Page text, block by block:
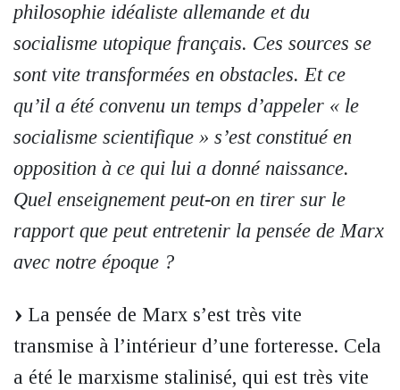
philosophie idéaliste allemande et du
socialisme utopique français. Ces sources se
sont vite transformées en obstacles. Et ce
qu’il a été convenu un temps d’appeler « le
socialisme scientifique » s’est constitué en
opposition à ce qui lui a donné naissance.
Quel enseignement peut-on en tirer sur le
rapport que peut entretenir la pensée de Marx
avec notre époque ?
La pensée de Marx s’est très vite
transmise à l’intérieur d’une forteresse. Cela
a été le marxisme stalinisé, qui est très vite